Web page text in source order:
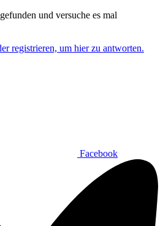
und versuche es mal
registrieren, um hier zu antworten.
Facebook